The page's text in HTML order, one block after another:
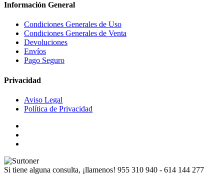
Información General
Condiciones Generales de Uso
Condiciones Generales de Venta
Devoluciones
Envíos
Pago Seguro
Privacidad
Aviso Legal
Política de Privacidad
Si tiene alguna consulta, ¡llamenos! 955 310 940 - 614 144 277